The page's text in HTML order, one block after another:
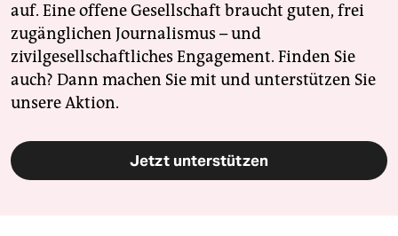
auf. Eine offene Gesellschaft braucht guten, frei
zugänglichen Journalismus – und
zivilgesellschaftliches Engagement. Finden Sie
auch? Dann machen Sie mit und unterstützen Sie
unsere Aktion.
Jetzt unterstützen